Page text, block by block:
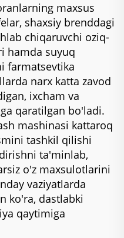
maxsus
shaxsiy brenddagi
chiqaruvchi oziq-
hamda suyuq
farmatsevtika
narx katta zavod
ixcham va
qaratilgan bo'ladi.
mashinasi kattaroq
tashkil qilishi
ta'minlab,
o'z maxsulotlarini
vaziyatlarda
ko'ra, dastlabki
qaytimiga